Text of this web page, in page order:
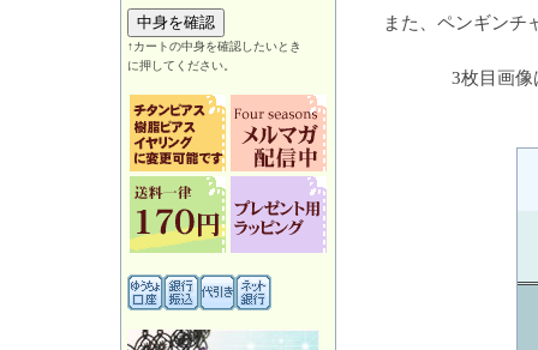
↑カートの中身を確認したいとき
に押してください。
また、ペンギンチ
3枚目画